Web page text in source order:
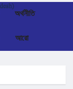
অর্থনীতি
আরো